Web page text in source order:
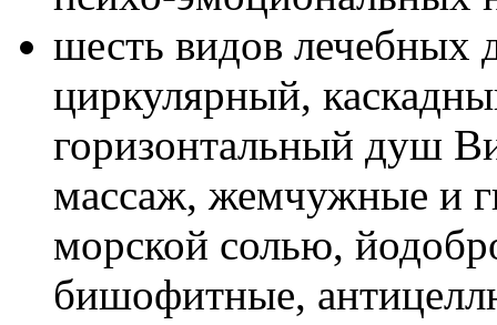
шесть видов
циркулярный,
горизонтальный душ
массаж, жемчужные и
морской солью,
бишофитные,